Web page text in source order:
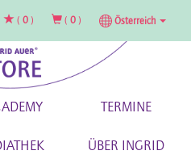
( 0 ) ( 0 ) Österreich
TERMINE
ÜBER INGRID